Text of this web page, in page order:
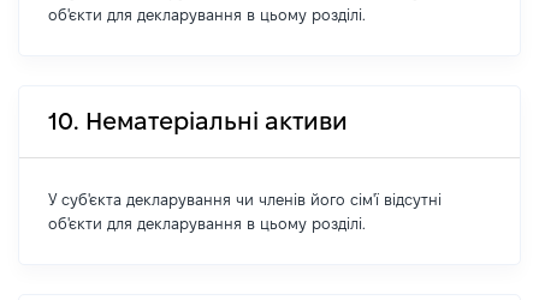
об'єкти для декларування в цьому розділі.
10. Нематеріальні активи
У суб'єкта декларування чи членів його сім'ї відсутні
об'єкти для декларування в цьому розділі.